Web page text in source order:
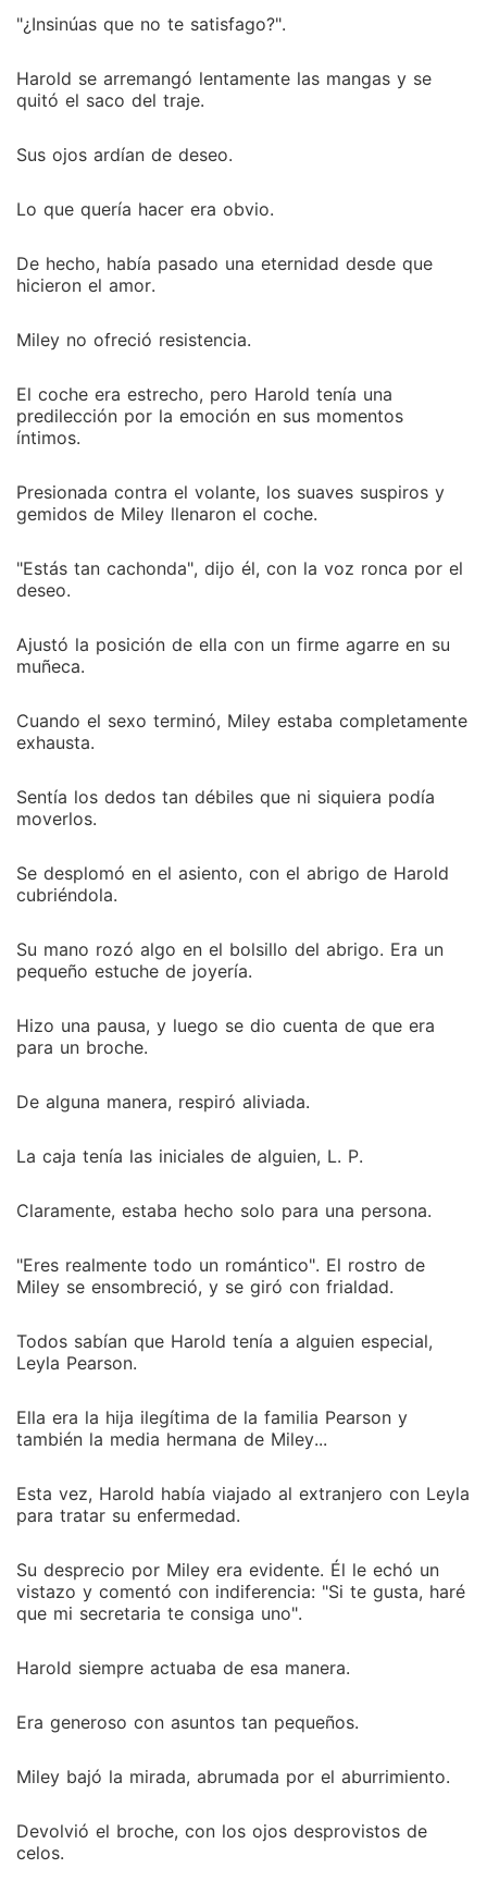
"¿Insinúas que no te satisfago?".
Harold se arremangó lentamente las mangas y se
quitó el saco del traje.
Sus ojos ardían de deseo.
Lo que quería hacer era obvio.
De hecho, había pasado una eternidad desde que
hicieron el amor.
Miley no ofreció resistencia.
El coche era estrecho, pero Harold tenía una
predilección por la emoción en sus momentos
íntimos.
Presionada contra el volante, los suaves suspiros y
gemidos de Miley llenaron el coche.
"Estás tan cachonda", dijo él, con la voz ronca por el
deseo.
Ajustó la posición de ella con un firme agarre en su
muñeca.
Cuando el sexo terminó, Miley estaba completamente
exhausta.
Sentía los dedos tan débiles que ni siquiera podía
moverlos.
Se desplomó en el asiento, con el abrigo de Harold
cubriéndola.
Su mano rozó algo en el bolsillo del abrigo. Era un
pequeño estuche de joyería.
Hizo una pausa, y luego se dio cuenta de que era
para un broche.
De alguna manera, respiró aliviada.
La caja tenía las iniciales de alguien, L. P.
Claramente, estaba hecho solo para una persona.
"Eres realmente todo un romántico". El rostro de
Miley se ensombreció, y se giró con frialdad.
Todos sabían que Harold tenía a alguien especial,
Leyla Pearson.
Ella era la hija ilegítima de la familia Pearson y
también la media hermana de Miley...
Esta vez, Harold había viajado al extranjero con Leyla
para tratar su enfermedad.
Su desprecio por Miley era evidente. Él le echó un
vistazo y comentó con indiferencia: "Si te gusta, haré
que mi secretaria te consiga uno".
Harold siempre actuaba de esa manera.
Era generoso con asuntos tan pequeños.
Miley bajó la mirada, abrumada por el aburrimiento.
Devolvió el broche, con los ojos desprovistos de
celos.